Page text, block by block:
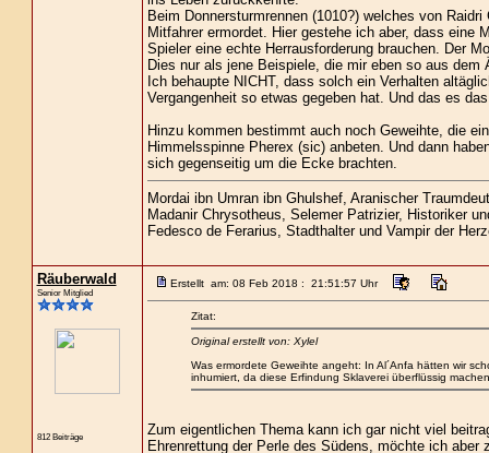
Beim Donnersturmrennen (1010?) welches von
Mitfahrer ermordet. Hier gestehe ich aber, dass eine
Spieler eine echte Herrausforderung brauchen. Der
Dies nur als jene Beispiele, die mir eben so aus dem
Ich behaupte NICHT, dass solch ein Verhalten
Vergangenheit so etwas gegeben hat. Und das es
Hinzu kommen bestimmt auch noch Geweihte, die
Himmelsspinne Pherex (sic) anbeten. Und dann
sich gegenseitig um die Ecke brachten.
Mordai ibn Umran ibn Ghulshef, Aranischer
Madanir Chrysotheus, Selemer Patrizier, Historiker
Fedesco de Ferarius, Stadthalter und Vampir der
Räuberwald
Senior Mitglied
812 Beiträge
Erstellt am: 08 Feb 2018 : 21:51:57 Uhr
Zitat:
Original erstellt von: Xylel
Was ermordete Geweihte angeht: In Al´Anfa hätten wir
inhumiert, da diese Erfindung Sklaverei überflüssig
Zum eigentlichen Thema kann ich gar nicht viel
Ehrenrettung der Perle des Südens, möchte ich aber